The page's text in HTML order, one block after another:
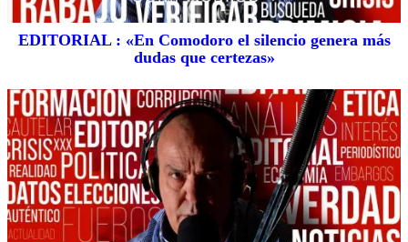
EDITORIAL : «En Comodoro el silencio genera más
dudas que certezas»